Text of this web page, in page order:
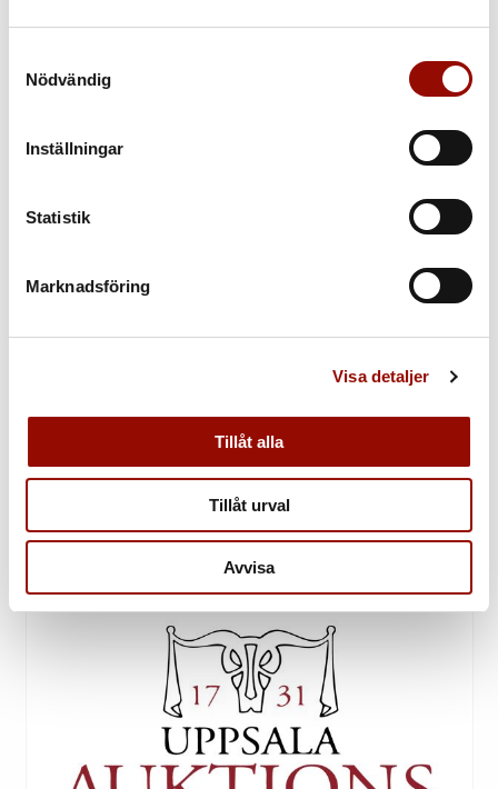
Nödvändig
Inställningar
Statistik
Marknadsföring
Visa detaljer
Tillåt alla
Tillåt urval
Avvisa
Internationell Kvalitetsauktion 14 juni 2022